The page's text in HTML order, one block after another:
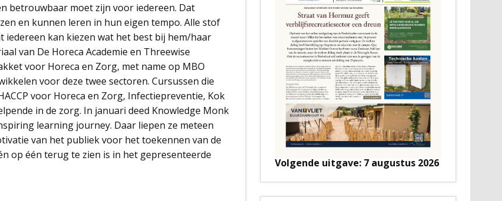
betrouwbaar moet zijn voor iedereen. Dat
en kunnen leren in hun eigen tempo. Alle stof
kan kiezen wat het best bij hem/haar
van De Horeca Academie en Threewise
voor Horeca en Zorg, met name op MBO
voor deze twee sectoren. Cursussen die
voor Horeca en Zorg, Infectiepreventie, Kok
in de zorg. In januari deed Knowledge Monk
learning journey. Daar liepen ze meteen
van het publiek voor het toekennen van de
op één terug te zien is in het gepresenteerde
Volgende uitgave: 7 augustus 2026